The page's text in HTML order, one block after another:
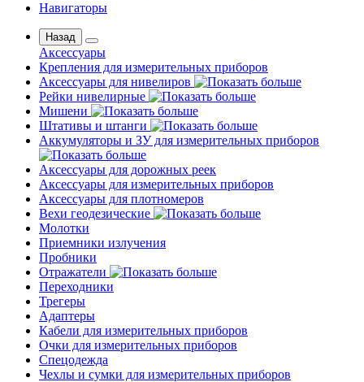
Навигаторы
Назад
Аксессуары
Крепления для измерительных приборов
Аксессуары для нивелиров
Рейки нивелирные
Мишени
Штативы и штанги
Аккумуляторы и ЗУ для измерительных приборов
Аксессуары для дорожных реек
Аксессуары для измерительных приборов
Аксессуары для плотномеров
Вехи геодезические
Молотки
Приемники излучения
Пробники
Отражатели
Переходники
Трегеры
Адаптеры
Кабели для измерительных приборов
Очки для измерительных приборов
Спецодежда
Чехлы и сумки для измерительных приборов